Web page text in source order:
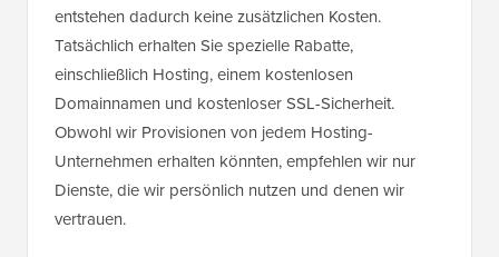
entstehen dadurch keine zusätzlichen Kosten.
Tatsächlich erhalten Sie spezielle Rabatte,
einschließlich Hosting, einem kostenlosen
Domainnamen und kostenloser SSL-Sicherheit.
Obwohl wir Provisionen von jedem Hosting-
Unternehmen erhalten könnten, empfehlen wir nur
Dienste, die wir persönlich nutzen und denen wir
vertrauen.